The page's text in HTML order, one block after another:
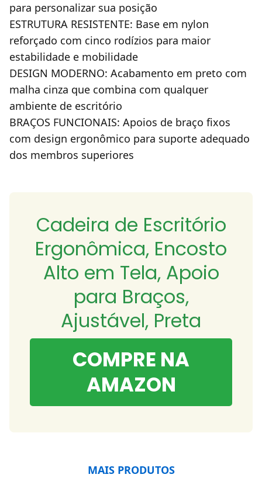
para personalizar sua posição
ESTRUTURA RESISTENTE: Base em nylon
reforçado com cinco rodízios para maior
estabilidade e mobilidade
DESIGN MODERNO: Acabamento em preto com
malha cinza que combina com qualquer
ambiente de escritório
BRAÇOS FUNCIONAIS: Apoios de braço fixos
com design ergonômico para suporte adequado
dos membros superiores
Cadeira de Escritório
Ergonômica, Encosto
Alto em Tela, Apoio
para Braços,
Ajustável, Preta
COMPRE NA
AMAZON
MAIS PRODUTOS